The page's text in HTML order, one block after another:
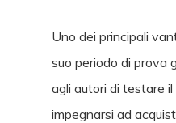
Uno dei principali
suo periodo di prova
agli autori di testare
impegnarsi ad